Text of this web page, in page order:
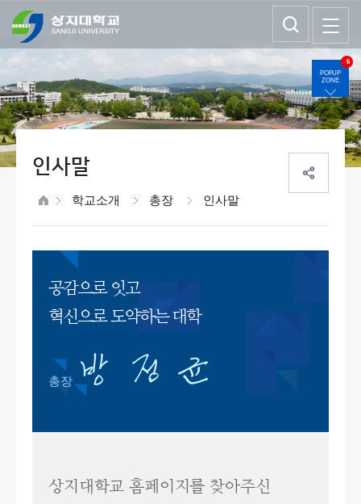
POPUP
ZONE
6
인사말
학교소개 총장 인사말
공감으로 잇고
혁신으로 도약하는 대학
총장
상지대학교 홈페이지를 찾아주신